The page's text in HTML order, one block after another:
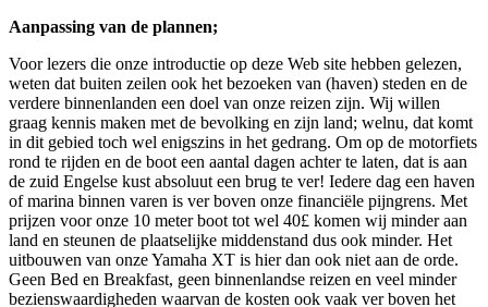
Aanpassing van de plannen;
Voor lezers die onze introductie op deze Web site hebben gelezen,
weten dat buiten zeilen ook het bezoeken van (haven) steden en de
verdere binnenlanden een doel van onze reizen zijn. Wij willen
graag kennis maken met de bevolking en zijn land; welnu, dat komt
in dit gebied toch wel enigszins in het gedrang. Om op de motorfiets
rond te rijden en de boot een aantal dagen achter te laten, dat is aan
de zuid Engelse kust absoluut een brug te ver! Iedere dag een haven
of marina binnen varen is ver boven onze financiële pijngrens. Met
prijzen voor onze 10 meter boot tot wel 40£ komen wij minder aan
land en steunen de plaatselijke middenstand dus ook minder. Het
uitbouwen van onze Yamaha XT is hier dan ook niet aan de orde.
Geen Bed en Breakfast, geen binnenlandse reizen en veel minder
bezienswaardigheden waarvan de kosten ook vaak ver boven het